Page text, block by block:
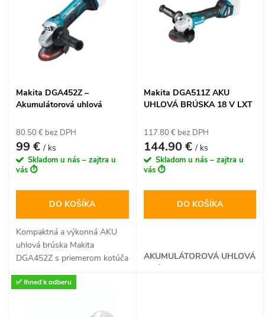
e
p
o
d
u
k
s
o
u
k
t
Makita DGA452Z –
Akumulátorová uhlová
(bez batérie a nabíjačky)
80.50 € bez DPH
99 €/ ks
Skladom u nás – zajtra u
vás ⏱️
DO KOŠÍKA
Kompaktná a výkonná AKU
uhlová brúska Makita
DGA452Z s priemerom kotúča
pomocníkom pre rezanie a
prístupu k elektrine. Ponúka
Makita DGA511Z AKU
UHLOVÁ BRÚSKA 18 V LXT
117.80 € bez DPH
144.90 €/ ks
Skladom u nás – zajtra u
vás ⏱️
DO KOŠÍKA
AKUMULÁTOROVÁ UHLOVÁ
✅ Ihneď k odberu